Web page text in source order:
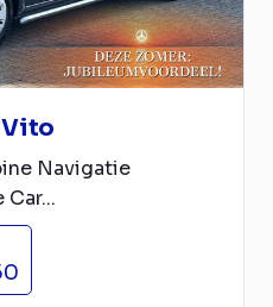
Vito
Navigatie